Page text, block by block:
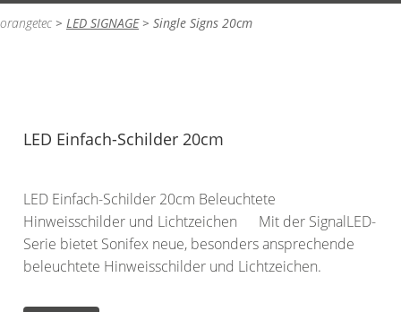
orangetec > LED SIGNAGE> Single Signs 20cm
LED Einfach-Schilder 20cm
LED Einfach-Schilder 20cm Beleuchtete
Hinweisschilder und Lichtzeichen Mit der SignalLED-
Serie bietet Sonifex neue, besonders ansprechende
beleuchtete Hinweisschilder und Lichtzeichen.